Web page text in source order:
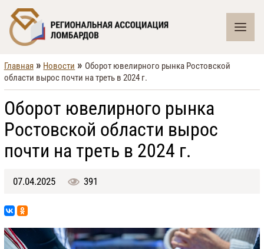
Главная » Новости » Оборот ювелирного рынка Ростовской
области вырос почти на треть в 2024 г.
Оборот ювелирного рынка
Ростовской области вырос
почти на треть в 2024 г.
07.04.2025 391